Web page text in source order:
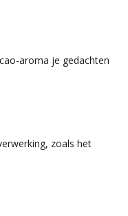
aroma je gedachten
zoals het